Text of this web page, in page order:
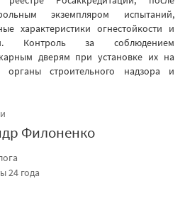
экземпляром испытаний,
характеристики огнестойкости и
Контроль за соблюдением
дверям при установке их на
органы строительного надзора и
Филоненко
24 года